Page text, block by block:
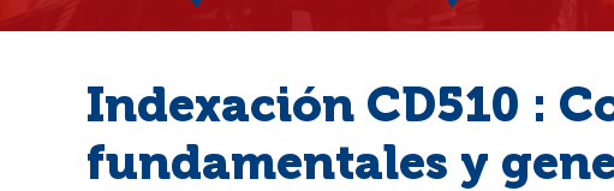
Indexación CD510 :
fundamentales y